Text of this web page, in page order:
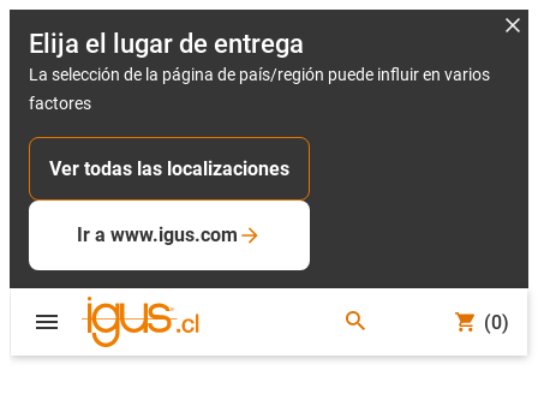
Elija el lugar de entrega
La selección de la página de país/región puede influir en varios
factores
Ver todas las localizaciones
Ir a www.igus.com
(0)